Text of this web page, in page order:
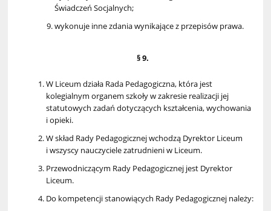
Świadczeń Socjalnych;
wykonuje inne zdania wynikające z przepisów prawa.
§ 9.
W Liceum działa Rada Pedagogiczna, która jest
kolegialnym organem szkoły w zakresie realizacji jej
statutowych zadań dotyczących kształcenia, wychowania
i opieki.
W skład Rady Pedagogicznej wchodzą Dyrektor Liceum
i wszyscy nauczyciele zatrudnieni w Liceum.
Przewodniczącym Rady Pedagogicznej jest Dyrektor
Liceum.
Do kompetencji stanowiących Rady Pedagogicznej należy: